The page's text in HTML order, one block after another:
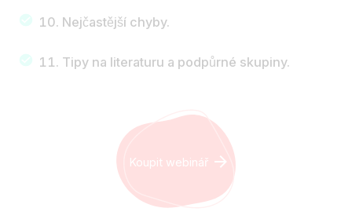
Nejčastější chyby.
Tipy na literaturu a podpůrné skupiny.
Koupit webinář